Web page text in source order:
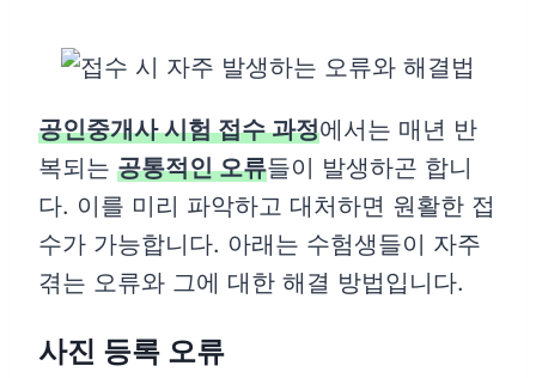
공인중개사 시험 접수 과정에서는 매년 반
복되는 공통적인 오류들이 발생하곤 합니
다. 이를 미리 파악하고 대처하면 원활한 접
수가 가능합니다. 아래는 수험생들이 자주
겪는 오류와 그에 대한 해결 방법입니다.
사진 등록 오류